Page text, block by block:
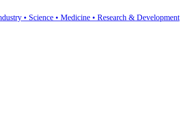
• Science • Medicine • Research & Development